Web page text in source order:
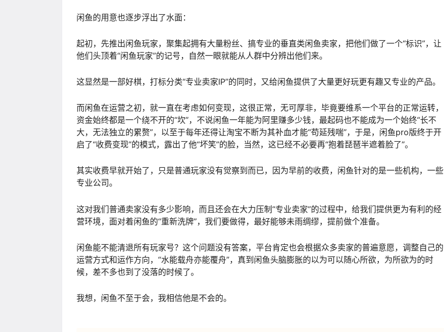
闲鱼的用意也逐步浮出了水面：
起初，先推出闲鱼玩家，聚集起拥有大量粉丝、搞专业的垂直类闲鱼卖家，把他们做了一个“标识”，让
他们头顶着“闲鱼玩家”的记号，自然一眼就能从人群中分辨出他们来。
这显然是一部好棋，打标分类“专业卖家IP”的同时，又给闲鱼提供了大量更好玩更有趣又专业的产品。
而闲鱼在运营之初，就一直在考虑如何变现，这很正常，无可厚非，毕竟要维系一个平台的正常运转，
资金始终都是一个绕不开的“坎”，不说闲鱼一年能为阿里赚多少钱，最起码也不能成为一个始终“长不
大，无法独立的累赘”，以至于每年还得让淘宝不断为其补血才能“苟延残喘”，于是，闲鱼pro版终于开
启了“收费变现”的模式，露出了他“坏笑”的脸，当然，这已经不必要再“抱着琵琶半遮着脸了”。
其实收费早就开始了，只是普通玩家没有觉察到而已，因为早前的收费，闲鱼针对的是一些机构，一些
专业公司。
这对我们普通卖家没有多少影响，而且还会在大力压制“专业卖家”的过程中，给我们提供更为有利的经
营环境，面对着闲鱼的“重新洗牌”，我们要做得，最好能够未雨绸缪，提前做个准备。
闲鱼能不能清退所有玩家号？这个问题没有答案，平台肯定也会根据众多卖家的普遍意愿，调整自己的
运营方式和运作方向，“水能载舟亦能覆舟”，真到闲鱼头脑膨胀的以为可以随心所欲，为所欲为的时
候，差不多也到了没落的时候了。
我想，闲鱼不至于会，我相信他是不会的。